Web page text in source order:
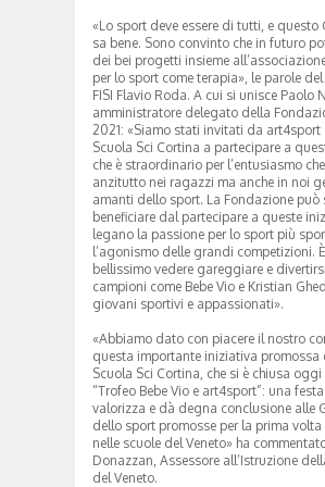
«Lo sport deve essere di tutti, e questo
sa bene. Sono convinto che in futuro
dei bei progetti insieme
per lo sport come terapia», le parole
FISI Flavio Roda. A cui si unisce Paolo
amministratore delegato della
2021: «Siamo stati invitati da art4sport
Scuola Sci Cortina a partecipare a
che è straordinario per l’entusiasmo
anzitutto nei ragazzi ma anche in noi
amanti dello sport. La Fondazione può
beneficiare dal partecipare a queste
legano la passione per lo sport più
l’agonismo delle grandi competizioni.
bellissimo vedere gareggiare e
campioni come Bebe Vio e Kristian
giovani sportivi e appassionati».
«Abbiamo dato con piacere il nostro
questa importante iniziativa promossa
Scuola Sci Cortina, che si è chiusa oggi
“Trofeo Bebe Vio e art4sport”: una festa
valorizza e dà degna conclusione alle
dello sport promosse per la prima volta
nelle scuole del Veneto» ha
Donazzan, Assessore all’Istruzione
del Veneto.